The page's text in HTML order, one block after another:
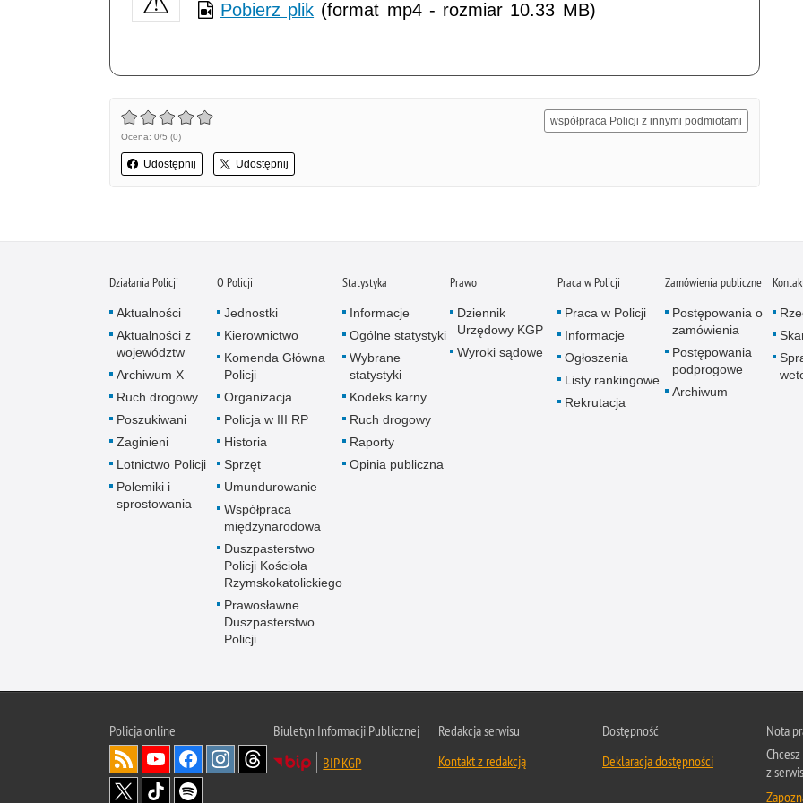
Pobierz plik (format mp4 - rozmiar 10.33 MB)
Ocena: 0/5 (0)
Udostępnij Udostępnij
współpraca Policji z innymi podmiotami
Działania Policji
Aktualności
Aktualności z
województw
Archiwum X
Ruch drogowy
Poszukiwani
Zaginieni
Lotnictwo Policji
Polemiki i
sprostowania
O Policji
Jednostki
Kierownictwo
Komenda Główna
Policji
Organizacja
Policja w III RP
Historia
Sprzęt
Umundurowanie
Współpraca
międzynarodowa
Duszpasterstwo
Policji Kościoła
Rzymskokatolickiego
Prawosławne
Duszpasterstwo
Policji
Statystyka
Informacje
Ogólne statystyki
Wybrane
statystyki
Kodeks karny
Ruch drogowy
Raporty
Opinia publiczna
Prawo
Dziennik
Urzędowy KGP
Wyroki sądowe
Praca w Policji
Praca w Policji
Informacje
Ogłoszenia
Listy rankingowe
Rekrutacja
Zamówienia publiczne
Postępowania o
zamówienia
Postępowania
podprogowe
Archiwum
Policjaonline
Biuletyn Informacji Publicznej
BIP KGP
Redakcja serwisu
Kontakt z redakcją
Dostępność
Deklaracja dostępności
Nota
z